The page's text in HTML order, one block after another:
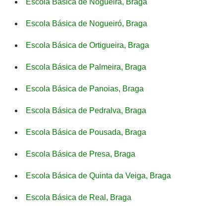
Escola Básica de Nogueira, Braga
Escola Básica de Nogueiró, Braga
Escola Básica de Ortigueira, Braga
Escola Básica de Palmeira, Braga
Escola Básica de Panoias, Braga
Escola Básica de Pedralva, Braga
Escola Básica de Pousada, Braga
Escola Básica de Presa, Braga
Escola Básica de Quinta da Veiga, Braga
Escola Básica de Real, Braga